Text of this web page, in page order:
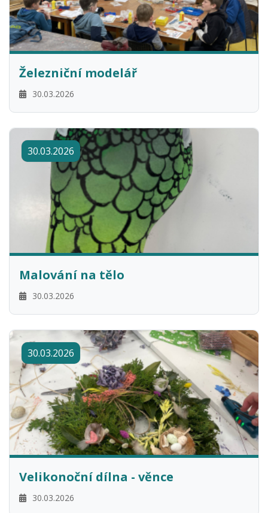
Železniční modelář
30.03.2026
30.03.2026
Malování na tělo
30.03.2026
30.03.2026
Velikonoční dílna - věnce
30.03.2026